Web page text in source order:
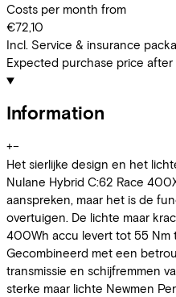
Costs per month from
€72,10
Incl. Service & insurance
Expected purchase price after
Information
+−
Het sierlijke design en het
Nulane Hybrid C:62 Race
aanspreken, maar het is de
overtuigen. De lichte maar
400Wh accu levert tot 55 Nm
Gecombineerd met een
transmissie en schijfremmen
sterke maar lichte Newmen